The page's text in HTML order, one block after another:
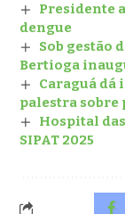
Presidente
dengue
Sob gestão
Bertioga
Caraguá dá
palestra sobre
Hospital
SIPAT 2025